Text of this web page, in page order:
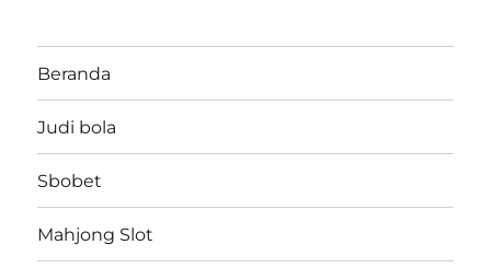
Beranda
Judi bola
Sbobet
Mahjong Slot